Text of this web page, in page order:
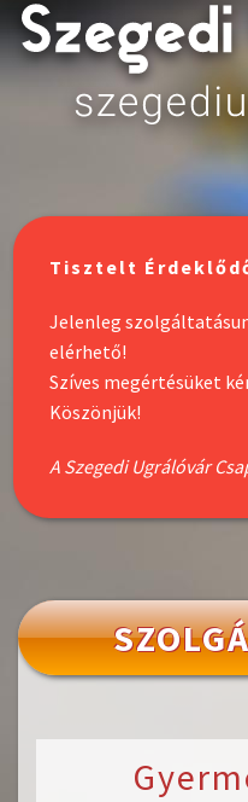
Tisztelt
Jelenleg
elérhető!
Szíves megértésüket
Köszönjük!
A Szegedi Ugrálóvár